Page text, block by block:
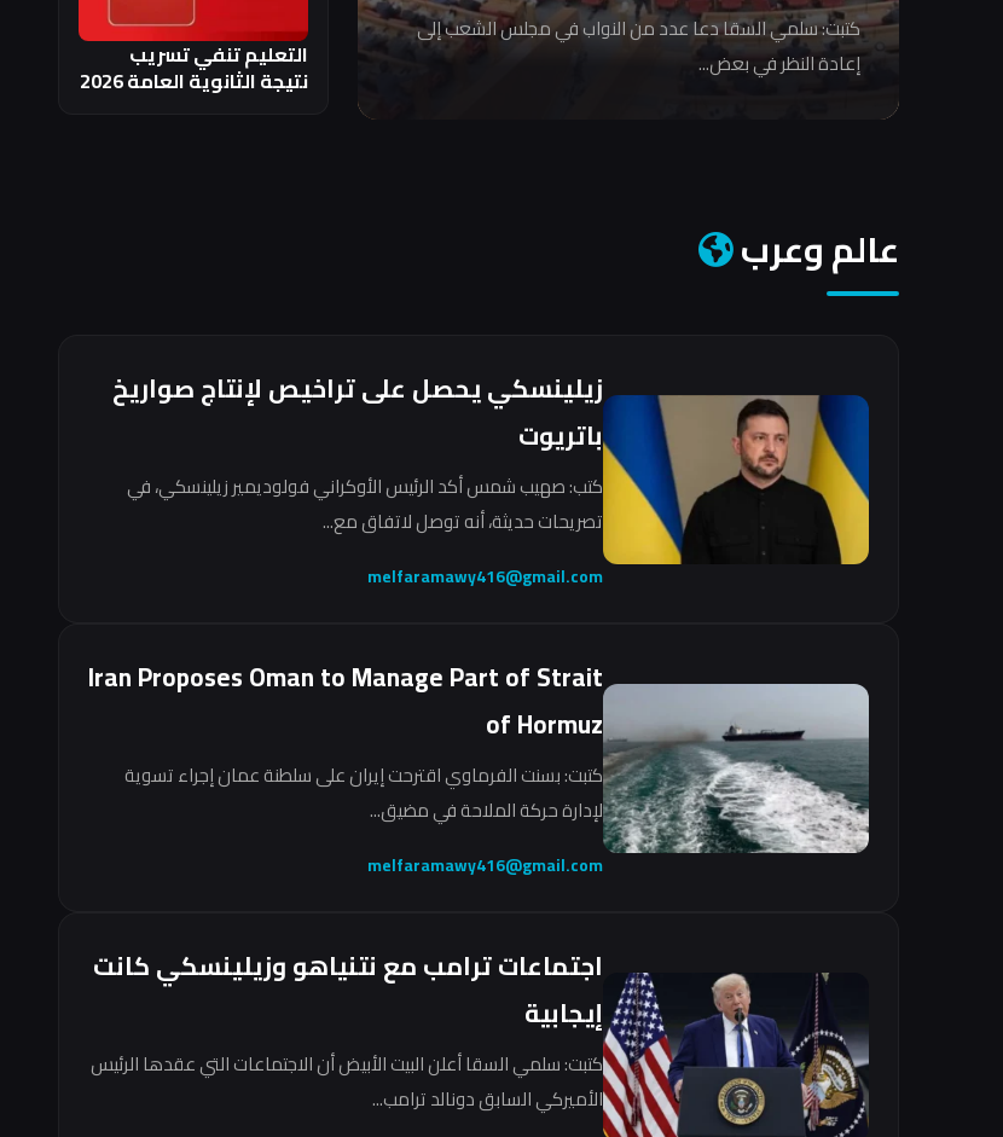
كتبت: سلمي السقا دعا عدد من النواب في مجلس الشعب إلى
إعادة النظر في بعض...
التعليم تنفي تسريب
نتيجة الثانوية العامة 2026
عالم وعرب
زيلينسكي يحصل على تراخيص لإنتاج صواريخ
باتريوت
كتب: صهيب شمس أكد الرئيس الأوكراني فولوديمير زيلينسكي، في
تصريحات حديثة، أنه توصل لاتفاق مع...
melfaramawy416@gmail.com
Iran Proposes Oman to Manage Part of Strait
of Hormuz
كتبت: بسنت الفرماوي اقترحت إيران على سلطنة عمان إجراء تسوية
لإدارة حركة الملاحة في مضيق...
melfaramawy416@gmail.com
اجتماعات ترامب مع نتنياهو وزيلينسكي كانت
إيجابية
كتبت: سلمي السقا أعلن البيت الأبيض أن الاجتماعات التي عقدها الرئيس
الأميركي السابق دونالد ترامب...